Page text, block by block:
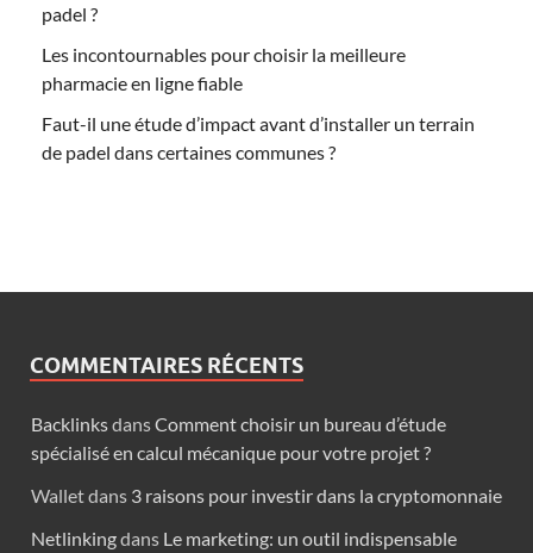
padel ?
Les incontournables pour choisir la meilleure
pharmacie en ligne fiable
Faut-il une étude d’impact avant d’installer un terrain
de padel dans certaines communes ?
COMMENTAIRES RÉCENTS
BacklinksdansComment choisir un bureau d’étude
spécialisé en calcul mécanique pour votre projet ?
Walletdans 3 raisons pour investir dans la cryptomonnaie
Netlinkingdans Le marketing: un outil indispensable